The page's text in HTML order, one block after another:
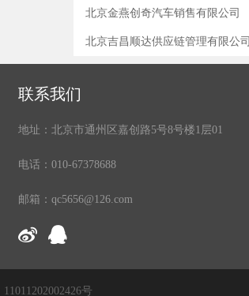
北京金燕创奇汽车销售有限公司
北京吉昌顺达供应链管理有限公司
联系我们
地址：北京市通州区嘉创路5号8号楼1层01
电话：010-67378688
邮箱：qc5656@126.com
11011202002426号